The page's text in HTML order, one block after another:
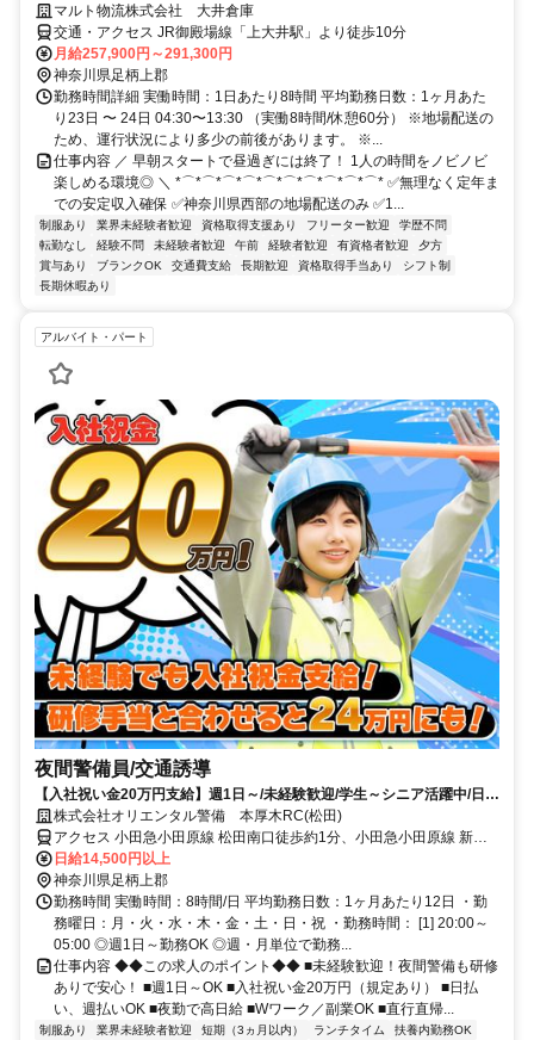
マルト物流株式会社 大井倉庫
交通・アクセス JR御殿場線「上大井駅」より徒歩10分
月給257,900円～291,300円
神奈川県足柄上郡
勤務時間詳細 実働時間：1日あたり8時間 平均勤務日数：1ヶ月あた
り23日 〜 24日 04:30〜13:30 （実働8時間/休憩60分） ※地場配送の
ため、運行状況により多少の前後があります。 ※...
仕事内容 ／ 早朝スタートで昼過ぎには終了！ 1人の時間をノビノビ
楽しめる環境◎ ＼ *⌒*⌒*⌒*⌒*⌒*⌒*⌒*⌒*⌒*⌒* ✅無理なく定年ま
での安定収入確保 ✅神奈川県西部の地場配送のみ ✅1...
制服あり 業界未経験者歓迎 資格取得支援あり フリーター歓迎
学歴不問
転勤なし
経験不問 未経験者歓迎 午前 経験者歓迎 有資格者歓迎
夕方
賞与あり
ブランクOK 交通費支給 長期歓迎 資格取得手当あり
シフト制
長期休暇あり
アルバイト・パート
夜間警備員/交通誘導
【入社祝い金20万円支給】週1日～/未経験歓迎/学生～シニア活躍中/日払
い・週払いOK/履歴書不要！
株式会社オリエンタル警備 本厚木RC(松田)
アクセス 小田急小田原線 松田南口徒歩約1分、小田急小田原線 新松
田北口徒歩約1分、ＪＲ御殿場線 相模金子徒歩約22分 (面接地/本厚木
リクルートセンター)神奈川県厚木市旭町２丁目２－７ 三和ビル２Ｆ
日給14,500円以上
神奈川県足柄上郡
勤務時間 実働時間：8時間/日 平均勤務日数：1ヶ月あたり12日 ・勤
務曜日：月・火・水・木・金・土・日・祝 ・勤務時間： [1] 20:00～
05:00 ◎週1日～勤務OK ◎週・月単位で勤務...
仕事内容 ◆◆この求人のポイント◆◆ ■未経験歓迎！夜間警備も研修
ありで安心！ ■週1日～OK ■入社祝い金20万円（規定あり） ■日払
い、週払いOK ■夜勤で高日給 ■Wワーク／副業OK ■直行直帰...
制服あり 業界未経験者歓迎 短期（3ヵ月以内） ランチタイム 扶養内勤務OK